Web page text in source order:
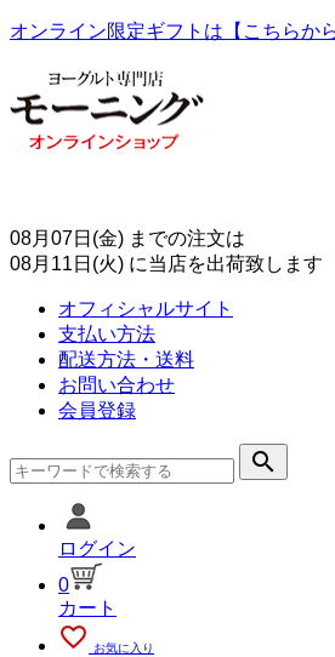
オンライン限定ギフトは【こちらか
08月07日(金) までの注文は
08月11日(火) に当店を出荷致します
オフィシャルサイト
支払い方法
配送方法・送料
お問い合わせ
会員登録
search
ログイン
0
カート
favorite_outline お気に入り